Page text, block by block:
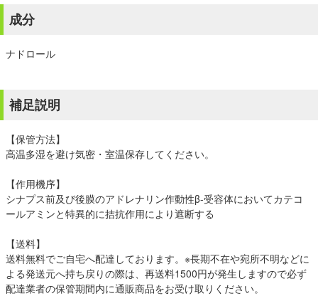
成分
ナドロール
補足説明
【保管方法】
高温多湿を避け気密・室温保存してください。
【作用機序】
シナプス前及び後膜のアドレナリン作動性β-受容体においてカテコ
ールアミンと特異的に拮抗作用により遮断する
【送料】
送料無料でご自宅へ配達しております。※長期不在や宛所不明などに
よる発送元へ持ち戻りの際は、再送料1500円が発生しますので必ず
配達業者の保管期間内に通販商品をお受け取りください。